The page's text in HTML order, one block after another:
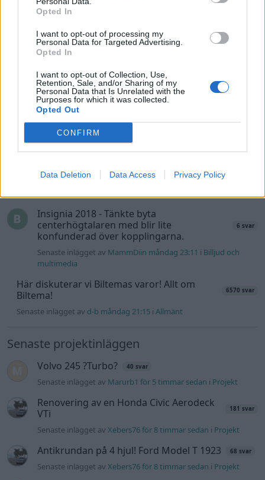
Opted In
I want to opt-out of processing my
Personal Data for Targeted Advertising.
Opted In
I want to opt-out of Collection, Use,
Retention, Sale, and/or Sharing of my
Personal Data that Is Unrelated with the
Purposes for which it was collected.
Opted Out
CONFIRM
Data Deletion Data Access Privacy Policy
Övertryck i vevhus, Volvo 940 b230fk
felsökning
Fälg till Husqvarna Novolett 1955
Senaste inlägget av Mossan1 tisdag 19:42
Slipa och polera rinningar 4 svar
Senaste inlägget av
biltvätt
VW LT35 -04 2.5 TDI dör sporadiskt under
körning, startar direkt efter nyckelcykel.
Senaste inlägget av Jesper328 tisdag 12:52
Generell
Insignia 2018 - Tänkte byta
centerhögtalaren med blir lite
konfunderad över kopplingarna.
6 svar
Senaste inlägget av MammDiin måndag 23:11 i Billjud och
multimedia
Här diskuterar vi Biltemas varor! Allt om
Biltema!
6570 svar
Senaste inlägget av d-b måndag 21:15 i Allmänt
Senaste projektinläggen
Volvo 245 ?Turbo? 40 svar
Senaste inlägget av Marurb1 för 5 timmar sedan i Projekt
Renovering av en Honda Civic Aerodeck
VTi
181 svar
Senaste inlägget avXebers76 för 8 timmar sedan i Projekt
Antikrundan på 4 hjul! Ford Model T 1923 68 svar
Senaste inlägget avXebers76 för 8 timmar sedan i Projekt